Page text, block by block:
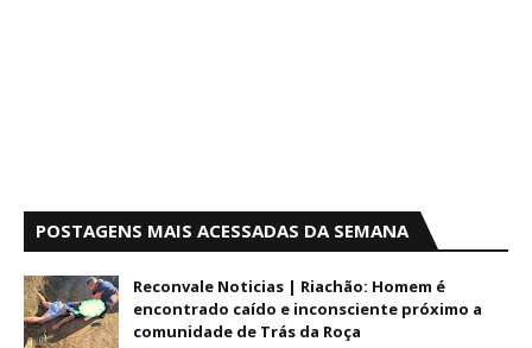
POSTAGENS MAIS ACESSADAS DA SEMANA
Reconvale Noticias | Riachão: Homem é
encontrado caído e inconsciente próximo a
comunidade de Trás da Roça